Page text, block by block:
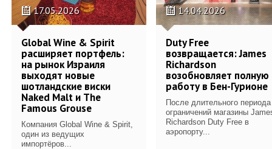
17.05.2026
Global Wine & Spirit
расширяет портфель:
на рынок Израиля
выходят новые
шотландские виски
Naked Malt и The
Famous Grouse
Компания Global Wine & Spirit,
один из ведущих
импортёров...
14.04.2026
Duty Free
возвращается: James
Richardson
возобновляет полную
работу в Бен-Гурионе
После длительного периода
ограничений магазины
Richardson Duty Free в
аэропорту...